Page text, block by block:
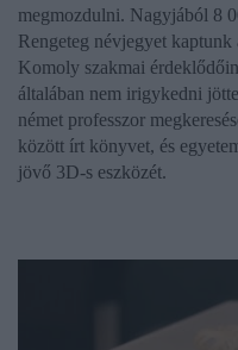
megmozdulni. Nagyjából 8
Rengeteg névjegyet
Komoly szakmai
általában nem irigykedni
német professzor
között írt könyvet, és
jövő 3D-s eszközét.